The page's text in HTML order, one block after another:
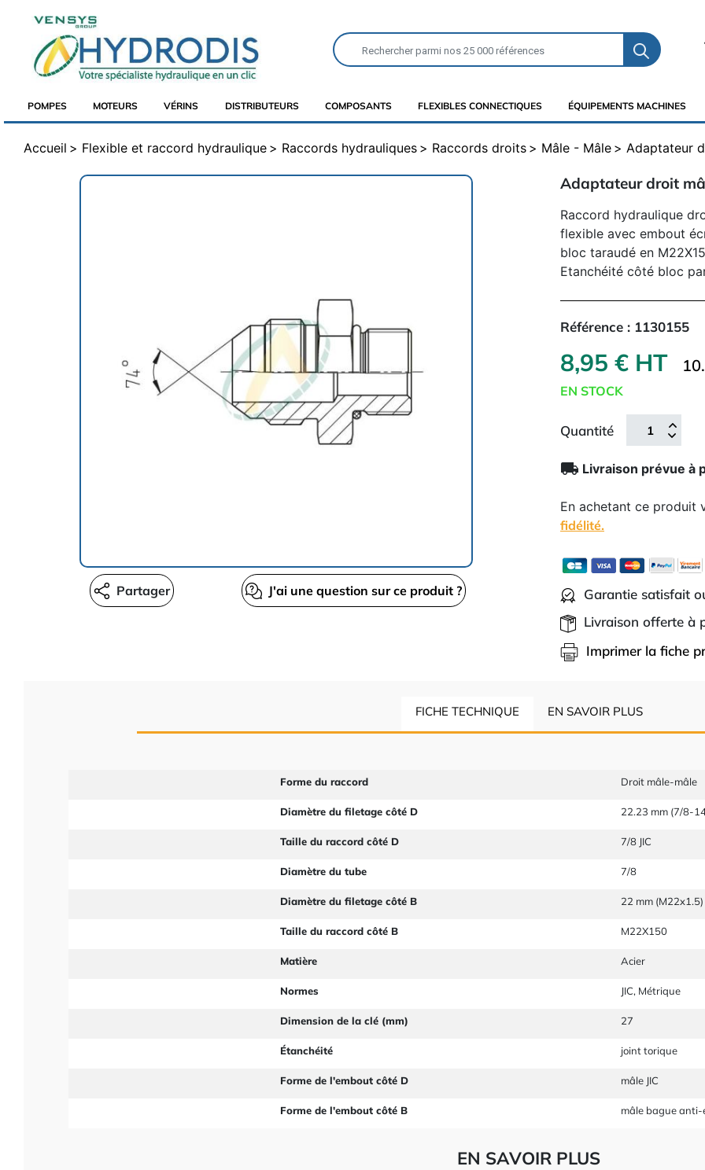
POMPES MOTEURS VÉRINS DISTRIBUTEURS COMPOSANTS FLEXIBLES CONNECTIQUES ÉQUIPEMENTS MACHINES
Accueil Flexible et raccord hydraulique Raccords hydrauliques Raccords droits Mâle - Mâle Adaptateur
J'ai une question sur ce produit ?
Partager
Adaptateur droit
Raccord hydraulique
flexible avec embout
bloc taraudé en
Etanchéité côté bloc
Référence : 1130155
8,95 € HT
EN STOCK
Quantité
local_shipping Livraison prévue à
En achetant ce produit
fidélité.
Garantie satisfait
Livraison offerte à
Imprimer la fiche
FICHE TECHNIQUE EN SAVOIR PLUS
Forme du raccord Droit mâle-mâle
Diamètre du filetage côté D 22.23 mm (7/8-
Taille du raccord côté D 7/8 JIC
Diamètre du tube 7/8
Diamètre du filetage côté B 22 mm (M22x1.5)
Taille du raccord côté B M22X150
Matière Acier
Normes JIC, Métrique
Dimension de la clé (mm) 27
Étanchéité joint torique
Forme de l'embout côté D mâle JIC
Forme de l'embout côté B mâle bague
EN SAVOIR PLUS